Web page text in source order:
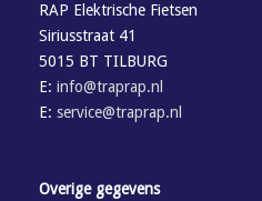
RAP Elektrische Fietsen
Siriusstraat 41
5015 BT TILBURG
E: info@traprap.nl
E: service@traprap.nl
Overige gegevens